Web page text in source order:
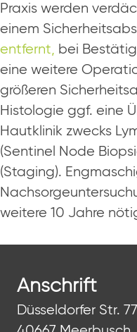
Praxis werden
einem
entfernt, bei
eine weitere
größeren
Histologie ggf. eine
Hautklinik zwecks
(Sentinel Node
(Staging).
weitere 10 Jahre
Anschrift
Düsseldorfer Str. 77